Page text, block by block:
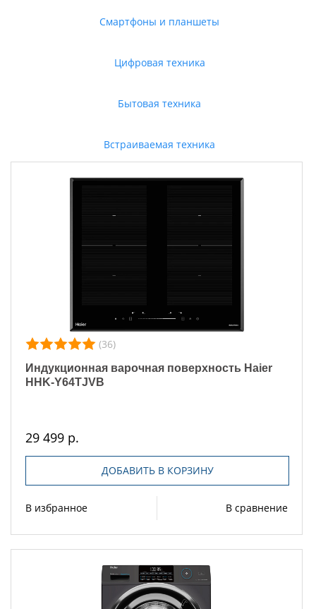
Смартфоны и планшеты
Цифровая техника
Бытовая техника
Встраиваемая техника
(36)
Индукционная варочная поверхность Haier
HHK-Y64TJVB
29 499 р.
ДОБАВИТЬ В КОРЗИНУ
В избранное В сравнение